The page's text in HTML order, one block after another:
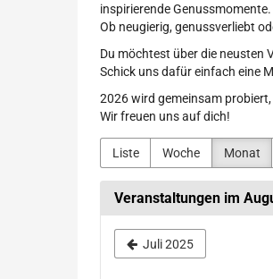
inspirierende Genussmomente.
Ob neugierig, genussverliebt
Du möchtest über die neusten
Schick uns dafür einfach eine
2026 wird gemeinsam
Wir freuen uns auf dich!
Liste Woche Monat
Veranstaltungen im
Juli 2025